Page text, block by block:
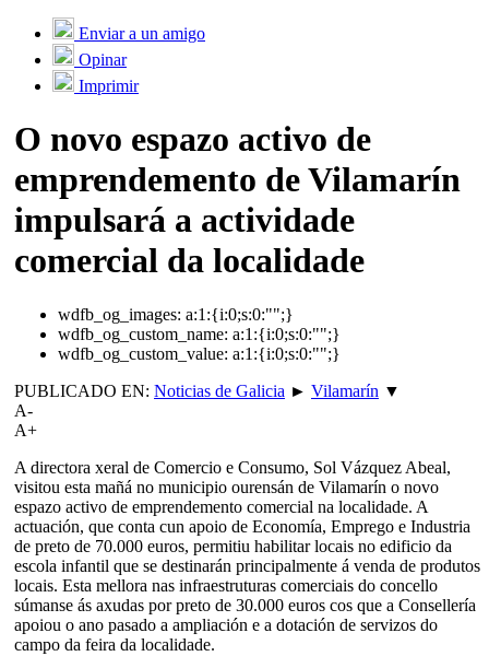
Enviar a un amigo
Opinar
Imprimir
O novo espazo activo de
emprendemento de Vilamarín
impulsará a actividade
comercial da localidade
wdfb_og_images: a:1:{i:0;s:0:"";}
wdfb_og_custom_name: a:1:{i:0;s:0:"";}
wdfb_og_custom_value: a:1:{i:0;s:0:"";}
PUBLICADO EN: Noticias de Galicia ► Vilamarín ▼
A-
A+
A directora xeral de Comercio e Consumo, Sol Vázquez Abeal,
visitou esta mañá no municipio ourensán de Vilamarín o novo
espazo activo de emprendemento comercial na localidade. A
actuación, que conta cun apoio de Economía, Emprego e Industria
de preto de 70.000 euros, permitiu habilitar locais no edificio da
escola infantil que se destinarán principalmente á venda de produtos
locais. Esta mellora nas infraestruturas comerciais do concello
súmanse ás axudas por preto de 30.000 euros cos que a Consellería
apoiou o ano pasado a ampliación e a dotación de servizos do
campo da feira da localidade.